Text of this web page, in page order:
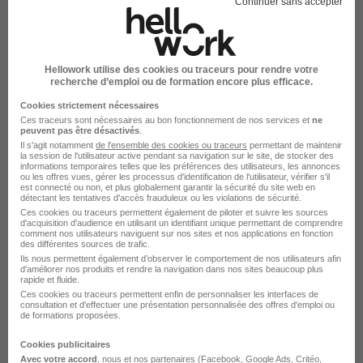
il y a 1 jour
Assistant Social à Mi-Temps H/F
Appel Médical
Le Vigan - 30 CDI Temps partiel 13 € / heure
Voir l’offre
il y a 1 jour
Hellowork utilise des cookies ou traceurs pour rendre votre
recherche d’emploi ou de formation encore plus efficace.
Cookies strictement nécessaires
Ces traceurs sont nécessaires au bon fonctionnement de nos services et ne
peuvent pas être désactivés
Il s'agit notamment de l'ensemble des cookies ou traceurs permettant de maintenir
la session de l'utilisateur active pendant sa navigation sur le site, de stocker des
informations temporaires telles que les préférences des utilisateurs, les annonces
ou les offres vues, gérer les processus d'identification de l'utilisateur, vérifier s'il
est connecté ou non, et plus globalement garantir la sécurité du site web en
détectant les tentatives d'accès frauduleux ou les violations de sécurité.
Ces cookies ou traceurs permettent également de piloter et suivre les sources
d'acquisition d'audience en utilisant un identifiant unique permettant de comprendre
comment nos utilisateurs naviguent sur nos sites et nos applications en fonction
des différentes sources de trafic.
Ils nous permettent également d’observer le comportement de nos utilisateurs afin
d'améliorer nos produits et rendre la navigation dans nos sites beaucoup plus
rapide et fluide.
Ces cookies ou traceurs permettent enfin de personnaliser les interfaces de
consultation et d'effectuer une présentation personnalisée des offres d'emploi ou
de formations proposées.
Cookies publicitaires
Avec votre accord , nous et nos partenaires (Facebook, Google Ads , Critéo,